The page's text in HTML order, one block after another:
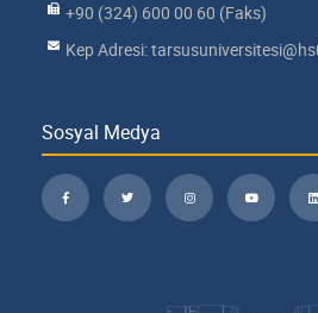
+90 (324) 600 00 60 (Faks)
Kep Adresi:
Sosyal Medya